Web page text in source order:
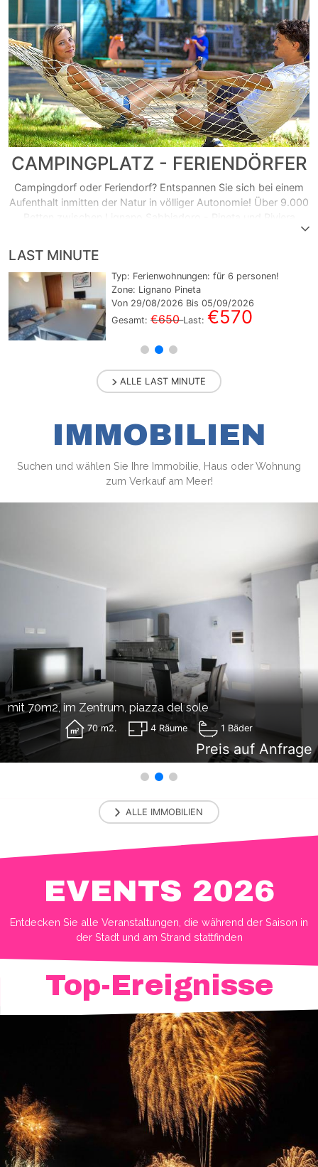
CAMPINGPLATZ - FERIENDÖRFER
Campingdorf oder Feriendorf? Entspannen Sie sich bei einem
Aufenthalt inmitten der Natur in völliger Autonomie! Über 9.000
verfügbar. Im Inneren finden Sie luxuriöse Mobilheime (auch mit
Serviceleistungen mit Unterhaltung und Swimmingpool.
LAST MINUTE
Typ: Ferienwohnungen: für6 personen!
Zone: Lignano Pineta
Von 29/08/2026 Bis 05/09/2026
Gesamt:€650Last:€570
ALLE LAST MINUTE
IMMOBILIEN
Suchen und wählen Sie Ihre Immobilie, Haus oder Wohnung
zum Verkauf am Meer!
mit 70m2, im Zentrum, piazza del sole
70 m2. 4 Räume 1 Bäder
Preis auf Anfrage
ALLE IMMOBILIEN
EVENTS 2026
Entdecken Sie alle Veranstaltungen, die während der Saison in
der Stadt und am Strand stattfinden
Top-Ereignisse